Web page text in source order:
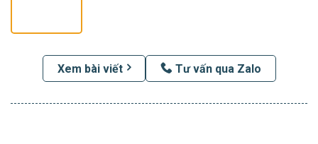
Xem bài viết Tư vấn qua Zalo